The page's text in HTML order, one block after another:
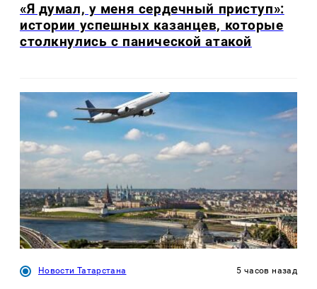
«Я думал, у меня сердечный приступ»:
истории успешных казанцев, которые
столкнулись с панической атакой
Новости Татарстана 5 часов назад